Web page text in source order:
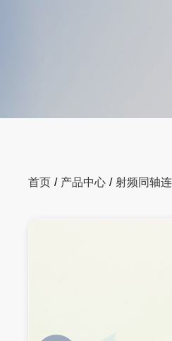
首页 / 产品中心 / 射频同轴